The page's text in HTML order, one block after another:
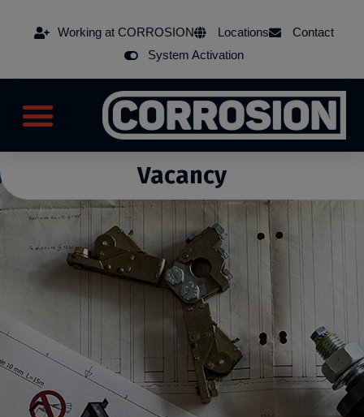
Working at CORROSION Locations
Contact
System Activation
Vacancy